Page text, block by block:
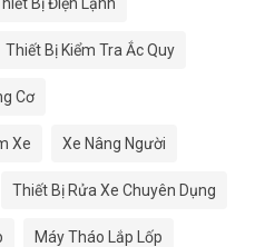
Thiết Bị Kiểm Tra Ắc Quy
Cơ
Xe Xe Nâng Người
Thiết Bị Rửa Xe Chuyên Dụng
Máy Tháo Lắp Lốp